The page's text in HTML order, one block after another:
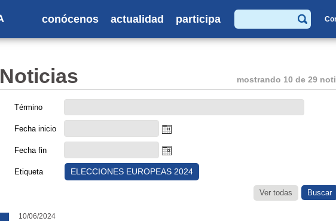
conócenos actualidad participa
Buscar
Noticias mostrando 10 de 29
Término
Fecha inicio
Fecha fin
Etiqueta ELECCIONES EUROPEAS 2024
Ver todas
10/06/2024